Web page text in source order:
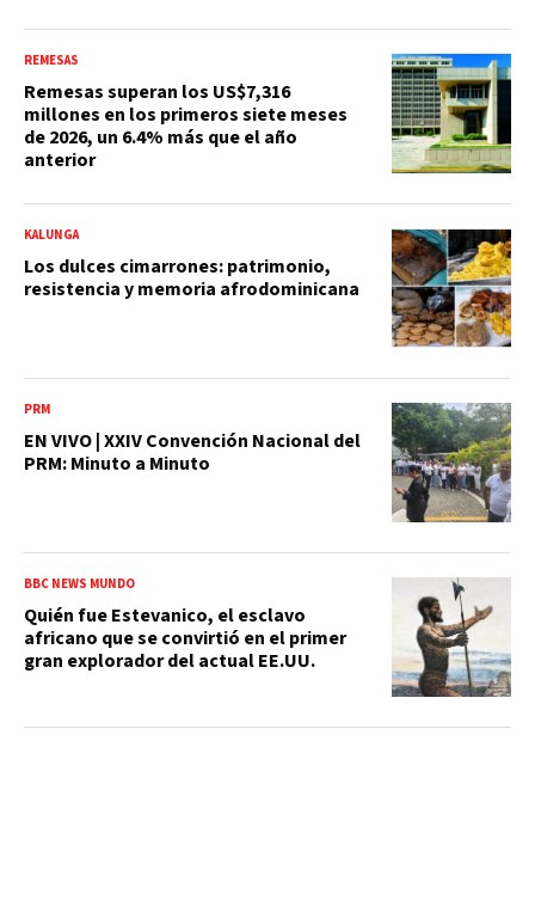
REMESAS
Remesas superan los US$7,316
millones en los primeros siete meses
de 2026, un 6.4% más que el año
anterior
KALUNGA
Los dulces cimarrones: patrimonio,
resistencia y memoria afrodominicana
PRM
EN VIVO | XXIV Convención Nacional del
PRM: Minuto a Minuto
BBC NEWS MUNDO
Quién fue Estevanico, el esclavo
africano que se convirtió en el primer
gran explorador del actual EE.UU.